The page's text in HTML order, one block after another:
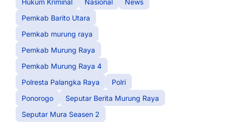
Pemkab Barito Utara
Pemkab murung raya
Pemkab Murung Raya
Pemkab Murung Raya 4
Polresta Palangka Raya
Polri
Ponorogo
Seputar Berita Murung Raya
Seputar Mura Seasen 2